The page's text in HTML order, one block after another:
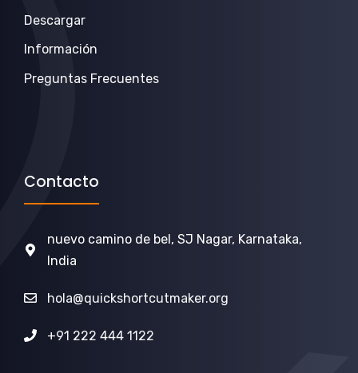
Descargar
Información
Preguntas Frecuentes
Contacto
nuevo camino de bel, SJ Nagar, Karnataka,
India
hola@quickshortcutmaker.org
+91 222 444 1122